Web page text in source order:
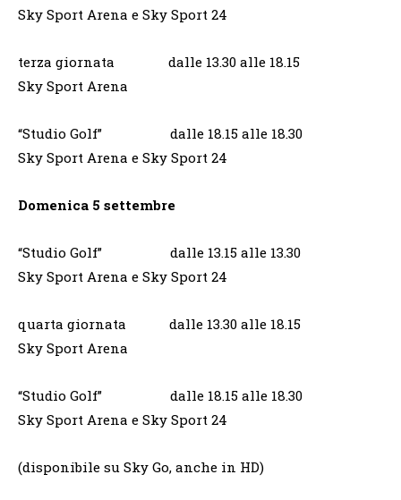
Sky Sport Arena e Sky Sport 24
terza giornata dalle 13.30 alle 18.15
Sky Sport Arena
“Studio Golf” dalle 18.15 alle 18.30
Sky Sport Arena e Sky Sport 24
Domenica 5 settembre
“Studio Golf” dalle 13.15 alle 13.30
Sky Sport Arena e Sky Sport 24
quarta giornata dalle 13.30 alle 18.15
Sky Sport Arena
“Studio Golf” dalle 18.15 alle 18.30
Sky Sport Arena e Sky Sport 24
(disponibile su Sky Go, anche in HD)